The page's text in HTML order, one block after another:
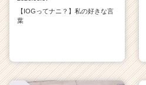
【IOGってナニ？】私の好きな言
葉